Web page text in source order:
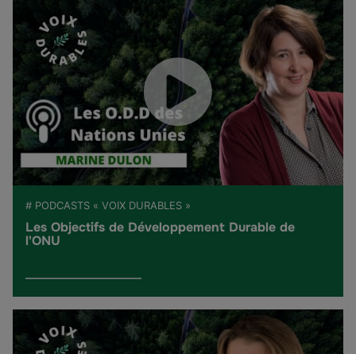
# PODCASTS « VOIX DURABLES »
Les Objectifs de Développement Durable de
l'ONU